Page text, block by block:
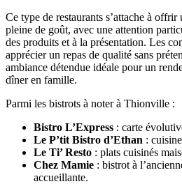
Ce type de restaurants s’attache à
pleine de goût, avec une attention
des produits et à la présentation. Les
apprécier un repas de qualité sans
ambiance détendue idéale pour un
dîner en famille.
Parmi les bistrots à noter à Thionville :
Bistro L’Express : carte
Le P’tit Bistro d’Ethan :
Le Ti’ Resto : plats cuisinés
Chez Mamie : bistrot à
accueillante.